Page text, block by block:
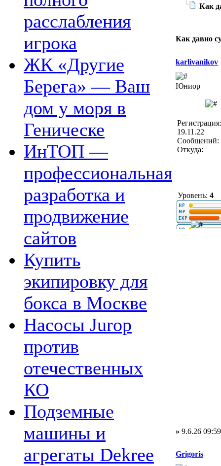
расслабления
игрока
ЖК «Другие
Берега» — Ваш
дом у моря в
Геническе
ИнТОП —
профессиональная
разработка и
продвижение
сайтов
Купить
экипировку для
бокса в Москве
Насосы Jurop
против
отечественных
КО
Подземные
машины и
агрегаты Dekree
Как
Как давно
karlivanikov
Юниор
Регистрация:
19.11.22
Сообщений:
Откуда:
Уровень: 4
» 9.6.26 09:59
Grigoris